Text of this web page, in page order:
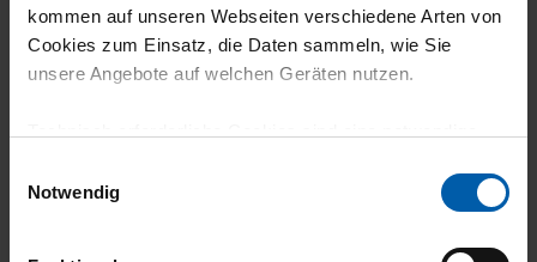
kommen auf unseren Webseiten verschiedene Arten von
Cookies zum Einsatz, die Daten sammeln, wie Sie
unsere Angebote auf welchen Geräten nutzen.
grundlegende Funktionen wie etwa zur Auswahl und
Notwendig
(maybe with measurements). Recommended